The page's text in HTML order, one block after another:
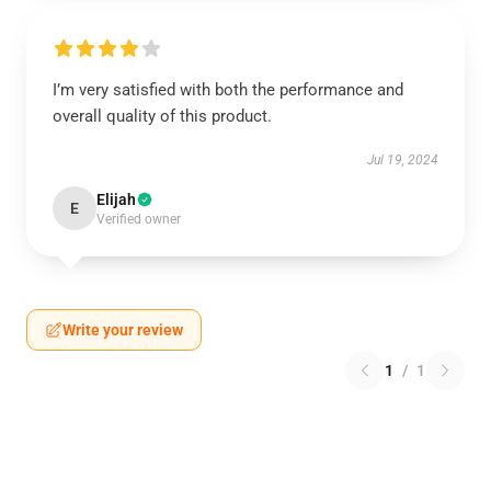
I’m very satisfied with both the performance and
overall quality of this product.
Jul 19, 2024
E Elijah
Verified owner
Write your review
1 / 1